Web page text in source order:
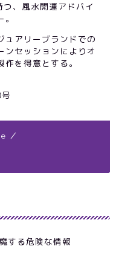
、風水開運アドバイ
ュアリーブランドでの
ンセッションによりオ
を得意とする。
／
する危険な情報